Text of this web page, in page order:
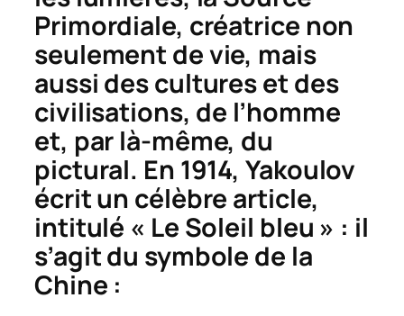
Primordiale, créatrice non
seulement de vie, mais
aussi des cultures et des
civilisations, de l’homme
et, par là-même, du
pictural. En 1914, Yakoulov
écrit un célèbre article,
intitulé « Le Soleil bleu » : il
s’agit du symbole de la
Chine :